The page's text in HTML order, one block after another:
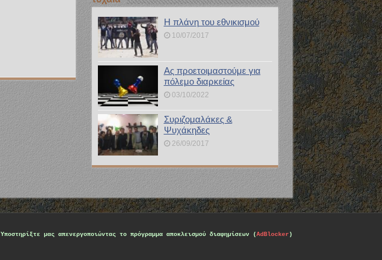
Η πλάνη του εθνικισμού
10/07/2017
Ας προετοιμαστούμε για
πόλεμο διαρκείας
03/10/2022
Συριζομαλάκες &
Ψυχάκηδες
26/09/2017
Υποστηρίξτε μας απενεργοποιώντας το πρόγραμμα αποκλεισμού διαφημίσεων (AdBlocker)